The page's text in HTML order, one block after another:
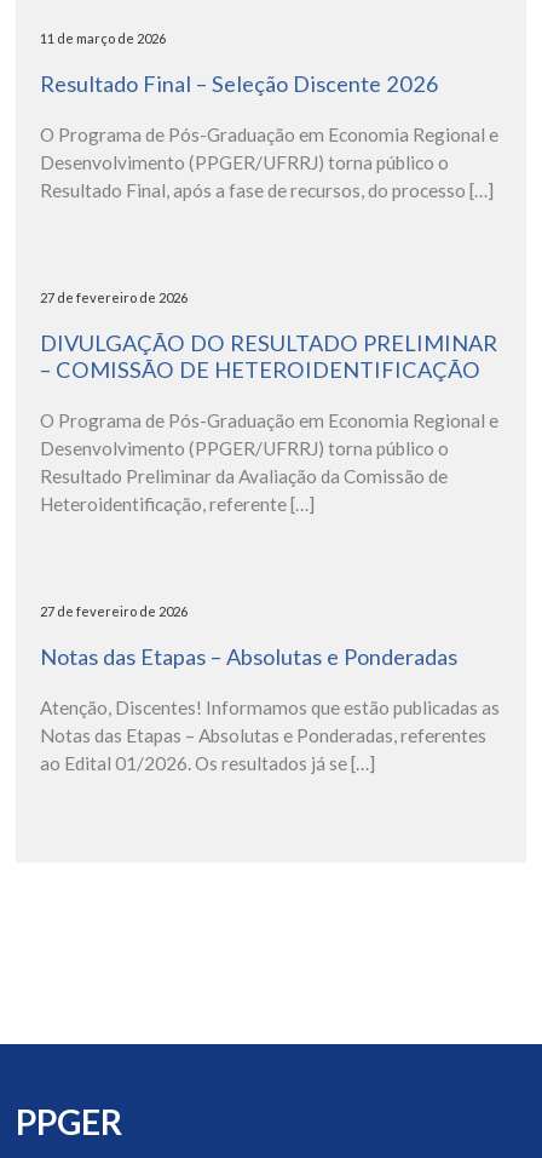
11 de março de 2026
Resultado Final – Seleção Discente 2026
O Programa de Pós-Graduação em Economia Regional e
Desenvolvimento (PPGER/UFRRJ) torna público o
Resultado Final, após a fase de recursos, do processo […]
27 de fevereiro de 2026
DIVULGAÇÃO DO RESULTADO PRELIMINAR
– COMISSÃO DE HETEROIDENTIFICAÇÃO
O Programa de Pós-Graduação em Economia Regional e
Desenvolvimento (PPGER/UFRRJ) torna público o
Resultado Preliminar da Avaliação da Comissão de
Heteroidentificação, referente […]
27 de fevereiro de 2026
Notas das Etapas – Absolutas e Ponderadas
Atenção, Discentes! Informamos que estão publicadas as
Notas das Etapas – Absolutas e Ponderadas, referentes
ao Edital 01/2026. Os resultados já se […]
PPGER